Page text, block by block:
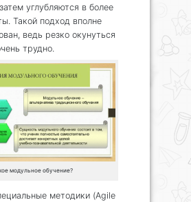
углубляются в более
Такой подход вполне
ведь резко окунуться
трудно.
модульное обучение?
методики (Agile